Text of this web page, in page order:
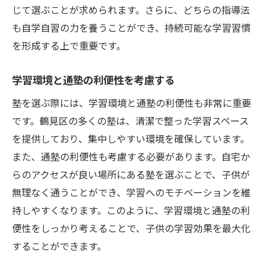
じて選ぶことが求められます。さらに、どちらの指導法
も自学自習の力を養うことができ、持続可能な学習習慣
を形成する上で重要です。
学習環境と通塾の利便性を考慮する
塾を選ぶ際には、学習環境と通塾の利便性も非常に重要
です。鶴見区の多くの塾は、清潔で整った学習スペース
を提供しており、集中しやすい環境を確保しています。
また、通塾の利便性も考慮する必要があります。自宅か
らのアクセスが良い場所にある塾を選ぶことで、子供が
無理なく通うことができ、学習へのモチベーションを維
持しやすくなります。このように、学習環境と通塾の利
便性をしっかり考えることで、子供の学習効果を最大化
することができます。